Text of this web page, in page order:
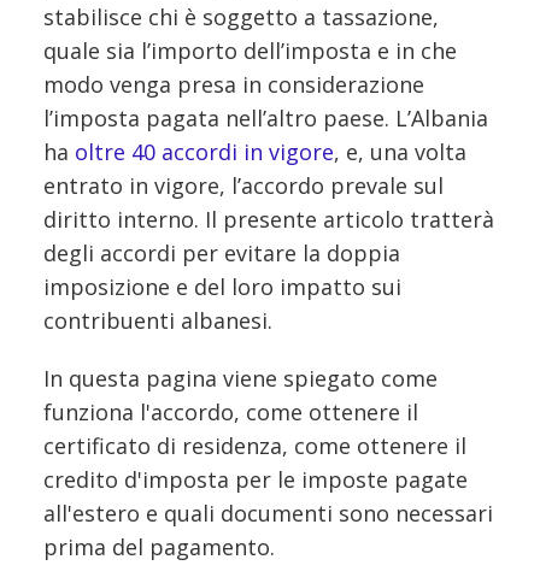
stabilisce chi è soggetto a tassazione,
quale sia l’importo dell’imposta e in che
modo venga presa in considerazione
l’imposta pagata nell’altro paese. L’Albania
ha oltre 40 accordi in vigore, e, una volta
entrato in vigore, l’accordo prevale sul
diritto interno. Il presente articolo tratterà
degli accordi per evitare la doppia
imposizione e del loro impatto sui
contribuenti albanesi.
In questa pagina viene spiegato come
funziona l'accordo, come ottenere il
certificato di residenza, come ottenere il
credito d'imposta per le imposte pagate
all'estero e quali documenti sono necessari
prima del pagamento.